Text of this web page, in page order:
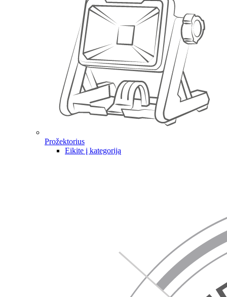
Prožektorius
Eikite į kategoriją